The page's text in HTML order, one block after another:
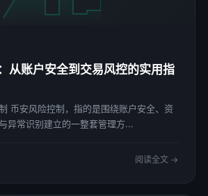
从账户安全到交易风控的实用指
币安风险控制，指的是围绕账户安全、资
异常识别建立的一整套管理方...
阅读全文 →